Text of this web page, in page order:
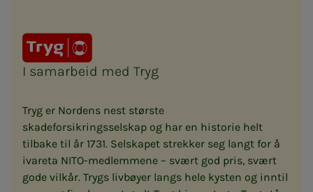
I samarbeid med Tryg
Tryg er Nordens nest største
skadeforsikringsselskap og har en historie helt
tilbake til år 1731. Selskapet strekker seg langt for å
ivareta NITO-medlemmene – svært god pris, svært
gode vilkår. Trygs livbøyer langs hele kysten og inntil